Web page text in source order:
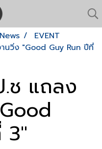
News
EVENT
นวิ่ง "Good Guy Run ปีที่
ช แถลง
3"